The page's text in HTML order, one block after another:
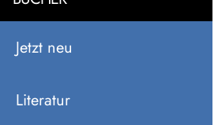
Jetzt neu
Literatur